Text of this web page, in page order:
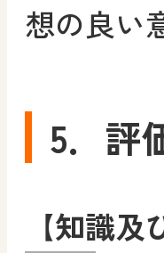
想の良い
5．評
【知識及